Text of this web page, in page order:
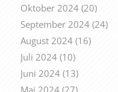
Oktober 2024(20)
September 2024(24)
August 2024(16)
Juli 2024(10)
Juni 2024(13)
Mai 2024(27)